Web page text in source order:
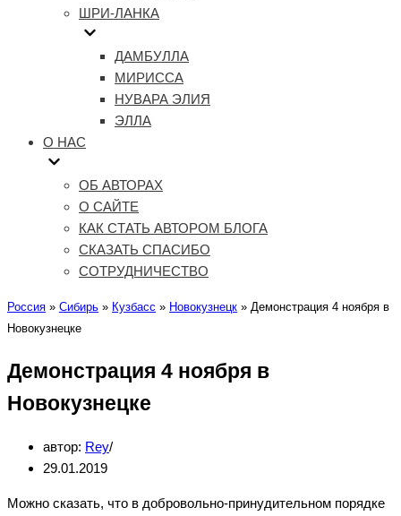
ШРИ-ЛАНКА
ДАМБУЛЛА
МИРИССА
НУВАРА ЭЛИЯ
ЭЛЛА
О НАС
ОБ АВТОРАХ
О САЙТЕ
КАК СТАТЬ АВТОРОМ БЛОГА
СКАЗАТЬ СПАСИБО
СОТРУДНИЧЕСТВО
Россия » Сибирь » Кузбасс » Новокузнецк » Демонстрация 4 ноября в
Новокузнецке
Демонстрация 4 ноября в
Новокузнецке
автор: Rey
29.01.2019
Можно сказать, что в добровольно-принудительном порядке